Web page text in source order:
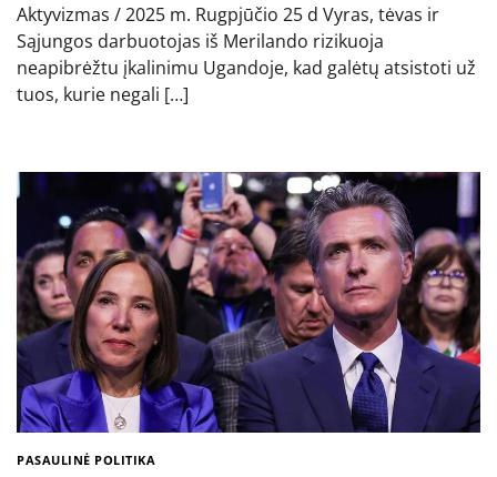
Aktyvizmas / 2025 m. Rugpjūčio 25 d Vyras, tėvas ir
Sąjungos darbuotojas iš Merilando rizikuoja
neapibrėžtu įkalinimu Ugandoje, kad galėtų atsistoti už
tuos, kurie negali […]
PASAULINĖ POLITIKA